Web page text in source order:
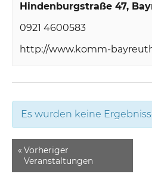
Hindenburgstraße 47
0921 4600583
http://www.komm-
Es wurden keine
« Vorheriger
Veranstaltungen